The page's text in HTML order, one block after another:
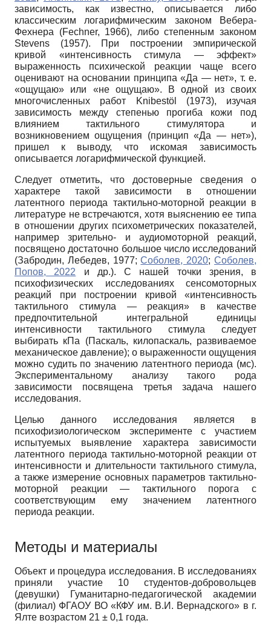
зависимость, как известно, описывается либо
классическим логарифмическим законом Вебера-
Фехнера (Fechner, 1966), либо степенным законом
Stevens (1957). При построении эмпирической
кривой «интенсивность стимула — эффект»
выраженность психической реакции чаще всего
оценивают на основании принципа «Да — нет», т. е.
«ощущаю» или «не ощущаю». В одной из своих
многочисленных работ Knibestöl (1973), изучая
зависимость между степенью прогиба кожи под
влиянием тактильного стимулятора и
возникновением ощущения (принцип «Да — нет»),
пришел к выводу, что искомая зависимость
описывается логарифмической функцией.
Следует отметить, что достоверные сведения о
характере такой зависимости в отношении
латентного периода тактильно-моторной реакции в
литературе не встречаются, хотя выяснению ее типа
в отношении других психометрических показателей,
например зрительно- и аудиомоторной реакций,
посвящено достаточно большое число исследований
(Забродин, Лебедев, 1977;Соболев, 2020;Соболев,
Попов, 2022 и др.). С нашей точки зрения, в
психофизических исследованиях сенсомоторных
реакций при построении кривой «интенсивность
тактильного стимула — реакция» в качестве
предпочтительной интегральной единицы
интенсивности тактильного стимула следует
выбирать кПа (Паскаль, килопаскаль, развиваемое
механическое давление); о выраженности ощущения
можно судить по значению латентного периода (мс).
Экспериментальному анализу такого рода
зависимости посвящена третья задача нашего
исследования.
Целью данного исследования является в
психофизиологическом эксперименте с участием
испытуемых выявление характера зависимости
латентного периода тактильно-моторной реакции от
интенсивности и длительности тактильного стимула,
а также измерение основных параметров тактильно-
моторной реакции — тактильного порога с
соответствующим ему значением латентного
периода реакции.
Методы и материалы
Объект и процедура исследования. В исследованиях
приняли участие 10 студентов-добровольцев
(девушки) Гуманитарно-педагогической академии
(филиал) ФГАОУ ВО «КФУ им. В.И. Вернадского» в г.
Ялте возрастом 21 ± 0,1 года.